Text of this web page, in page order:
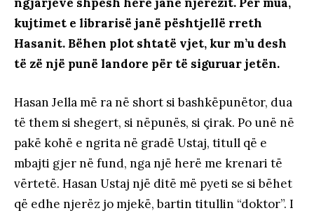
kujtimet e librarisë janë pështjellë rreth
Hasanit. Bëhen plot shtatë vjet, kur m’u desh
të zë një punë landore për të siguruar jetën.
Hasan Jella më ra në short si bashkëpunëtor, dua
të them si shegert, si nëpunës, si çirak. Po unë në
pakë kohë e ngrita në gradë Ustaj, titull që e
mbajti gjer në fund, nga një herë me krenari të
vërtetë. Hasan Ustaj një ditë më pyeti se si bëhet
që edhe njerëz jo mjekë, bartin titullin “doktor”. I